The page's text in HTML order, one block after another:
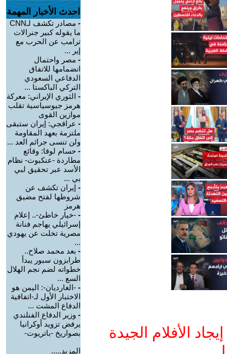
الأفلام الجيدة
احدث الأخبار المهمة
-
مصادر تكشف لـCNN
ما يقوله كبير جنرالات
ترامب عن الحرب مع
إير ...
- مصر واحتمال
انضمامها للاتفاق
الدفاعي السعودي
التركي الباكستا ...
- الثوري الإيراني: معركة
هرمز جيوسياسية تقلب
موازين القوى
- عراقجي: إيران ستبقى
ملتزمة بعهد المقاومة
ولن تنسى جرائم العد ...
- حسام لوقا: وقائع
مطاردة -عنكبوت- نظام
الأسد عبر تحقيق لبي
بي ...
- إيران تكشف عن
شروطها لفتح مضيق
هرمز
- -خيار خاطئ-.. إعلام
إسرائيلي يهاجم فنانة
مصرية تخلت عن يهودي
...
- بعد محمد صلاح..
طرابزون سبور يبدأ
خطواته لضم نجم الهلال
السع ...
- -الغارديان-: اليمن هو
الاختبار الأول لـ-اتفاقية
الدفاع المشت ...
- وزير الدفاع الفنلندي
يرفض تزويد أوكرانيا
بصواريخ -باتريوت-
المزيد.....